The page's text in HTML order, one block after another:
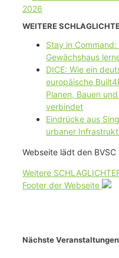
WEITERE
Stay in
Gewächshaus
DICE: Wie ein
europäische
Planen, Bauen
verbindet
Eindrücke aus
urbaner
Webseite lädt den
Weitere
Footer der Webseite
Nächste Veranstaltungen